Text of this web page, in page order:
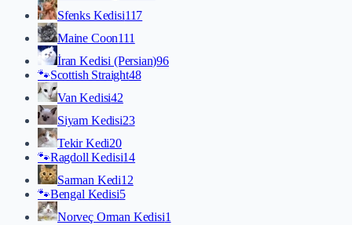
Sfenks Kedisi117
Maine Coon111
İran Kedisi (Persian)96
🐾Scottish Straight48
Van Kedisi42
Siyam Kedisi23
Tekir Kedi20
🐾Ragdoll Kedisi14
Sarman Kedi12
🐾Bengal Kedisi5
Norveç Orman Kedisi1